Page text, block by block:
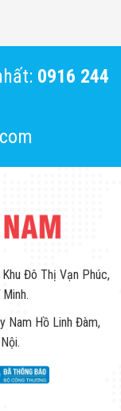
0916 244
Đô Thị Vạn Phúc,
Nam Hồ Linh Đàm,